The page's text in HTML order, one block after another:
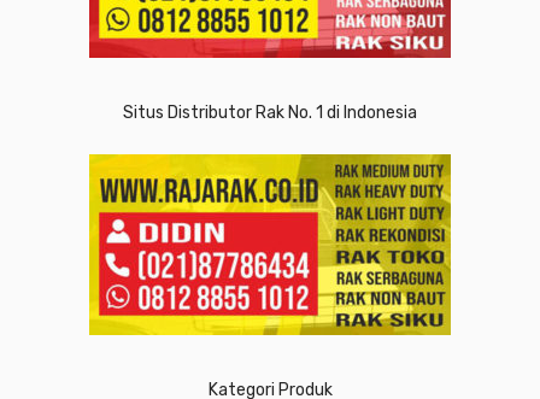
Situs Distributor Rak No. 1 di Indonesia
Kategori Produk